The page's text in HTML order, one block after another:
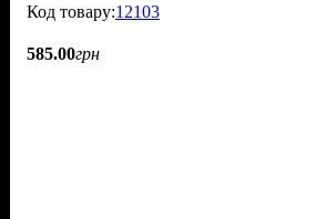
12103
585.00грн